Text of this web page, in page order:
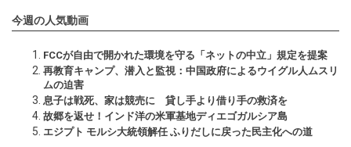
今週の人気動画
FCCが自由で開かれた環境を守る「ネットの中立」規定を提案
再教育キャンプ、潜入と監視：中国政府によるウイグル人ムスリ
ムの迫害
息子は戦死、家は競売に 貸し手より借り手の救済を
故郷を返せ！インド洋の米軍基地ディエゴガルシア島
エジプト モルシ大統領解任 ふりだしに戻った民主化への道